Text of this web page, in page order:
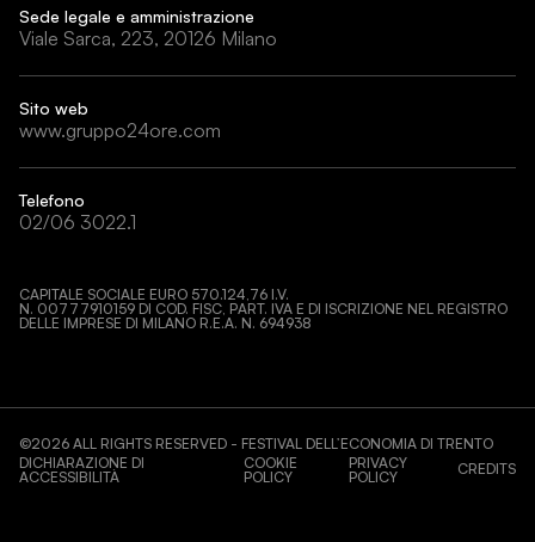
Sede legale e amministrazione
Viale Sarca, 223, 20126 Milano
Sito web
www.gruppo24ore.com
Telefono
02/06 3022.1
CAPITALE SOCIALE EURO 570.124,76 I.V.
N. 00777910159 DI COD. FISC, PART. IVA E DI ISCRIZIONE NEL REGISTRO
DELLE IMPRESE DI MILANO R.E.A. N. 694938
©2026 ALL RIGHTS RESERVED - FESTIVAL DELL’ECONOMIA DI TRENTO
DICHIARAZIONE DI
ACCESSIBILITÀ
COOKIE
POLICY
PRIVACY
POLICY
CREDITS